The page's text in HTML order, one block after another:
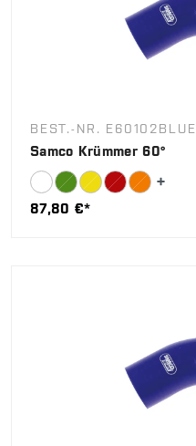
BEST.-NR. E60102BLUE
Samco Krümmer 60°
87,80 €*